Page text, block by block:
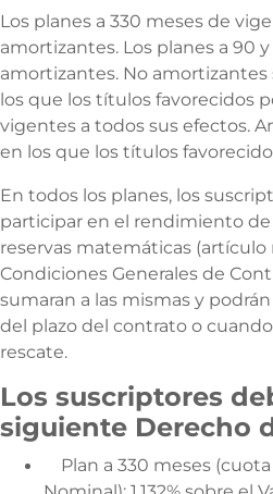
Los planes a 330 meses de
amortizantes. Los planes a 90 y
amortizantes. No amortizantes
los que los títulos favorecidos
vigentes a todos sus efectos.
en los que los títulos
En todos los planes, los
participar en el rendimiento de
reservas matemáticas (artículo
Condiciones Generales de
sumaran a las mismas y
del plazo del contrato o
rescate.
Los suscriptores
siguiente Derecho
Plan a 330 meses (cuota